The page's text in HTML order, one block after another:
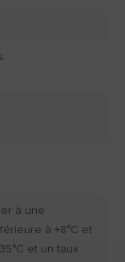
à une
à +8°C et
et un taux